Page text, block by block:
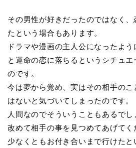
その男性が好きだったのではなく
たという場合もあります。
ドラマや漫画の主人公になったよ
と運命の恋に落ちるというシチュ
のです。
今は夢から覚め、実はその相手の
はないと気づいてしまったのです。
人間なのでそういうこともあるでし
改めて相手の事を見つめてあげてく
少なくともお付き合いまで行けた